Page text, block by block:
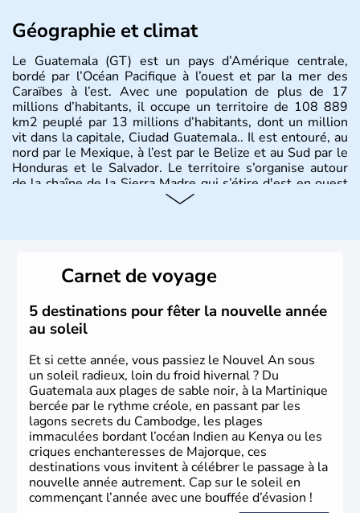
Géographie et climat
Le Guatemala (GT) est un pays d’Amérique centrale,
bordé par l’Océan Pacifique à l’ouest et par la mer des
Caraïbes à l’est. Avec une population de plus de 17
millions d’habitants, il occupe un territoire de 108 889
km2 peuplé par 13 millions d’habitants, dont un million
vit dans la capitale, Ciudad Guatemala.. Il est entouré, au
nord par le Mexique, à l’est par le Belize et au Sud par le
Honduras et le Salvador. Le territoire s’organise autour
de la chaîne de la Sierra Madre qui s’étire d'est en ouest
et culmine à 4211m au Mont Tajumulco,et se structure
Carnet de voyage
5 destinations pour fêter la nouvelle année
au soleil
Et si cette année, vous passiez le Nouvel An sous
un soleil radieux, loin du froid hivernal ? Du
Guatemala aux plages de sable noir, à la Martinique
bercée par le rythme créole, en passant par les
lagons secrets du Cambodge, les plages
immaculées bordant l’océan Indien au Kenya ou les
criques enchanteresses de Majorque, ces
destinations vous invitent à célébrer le passage à la
nouvelle année autrement. Cap sur le soleil en
commençant l’année avec une bouffée d’évasion !